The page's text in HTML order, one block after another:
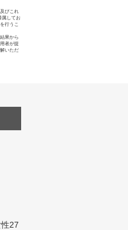
びこれ
属してお
行うこ
果から
者が提
いただ
27